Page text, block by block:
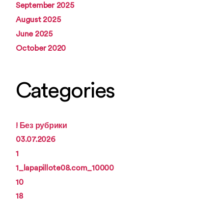
September 2025
August 2025
June 2025
October 2020
Categories
! Без рубрики
03.07.2026
1
1_lapapillote08.com_10000
10
18